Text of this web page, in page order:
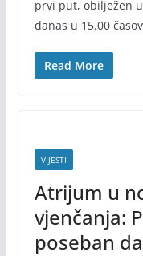
prvi put, obilježen
danas u 15.00
Read More
VIJESTI
Atrijum u
vjenčanja:
poseban